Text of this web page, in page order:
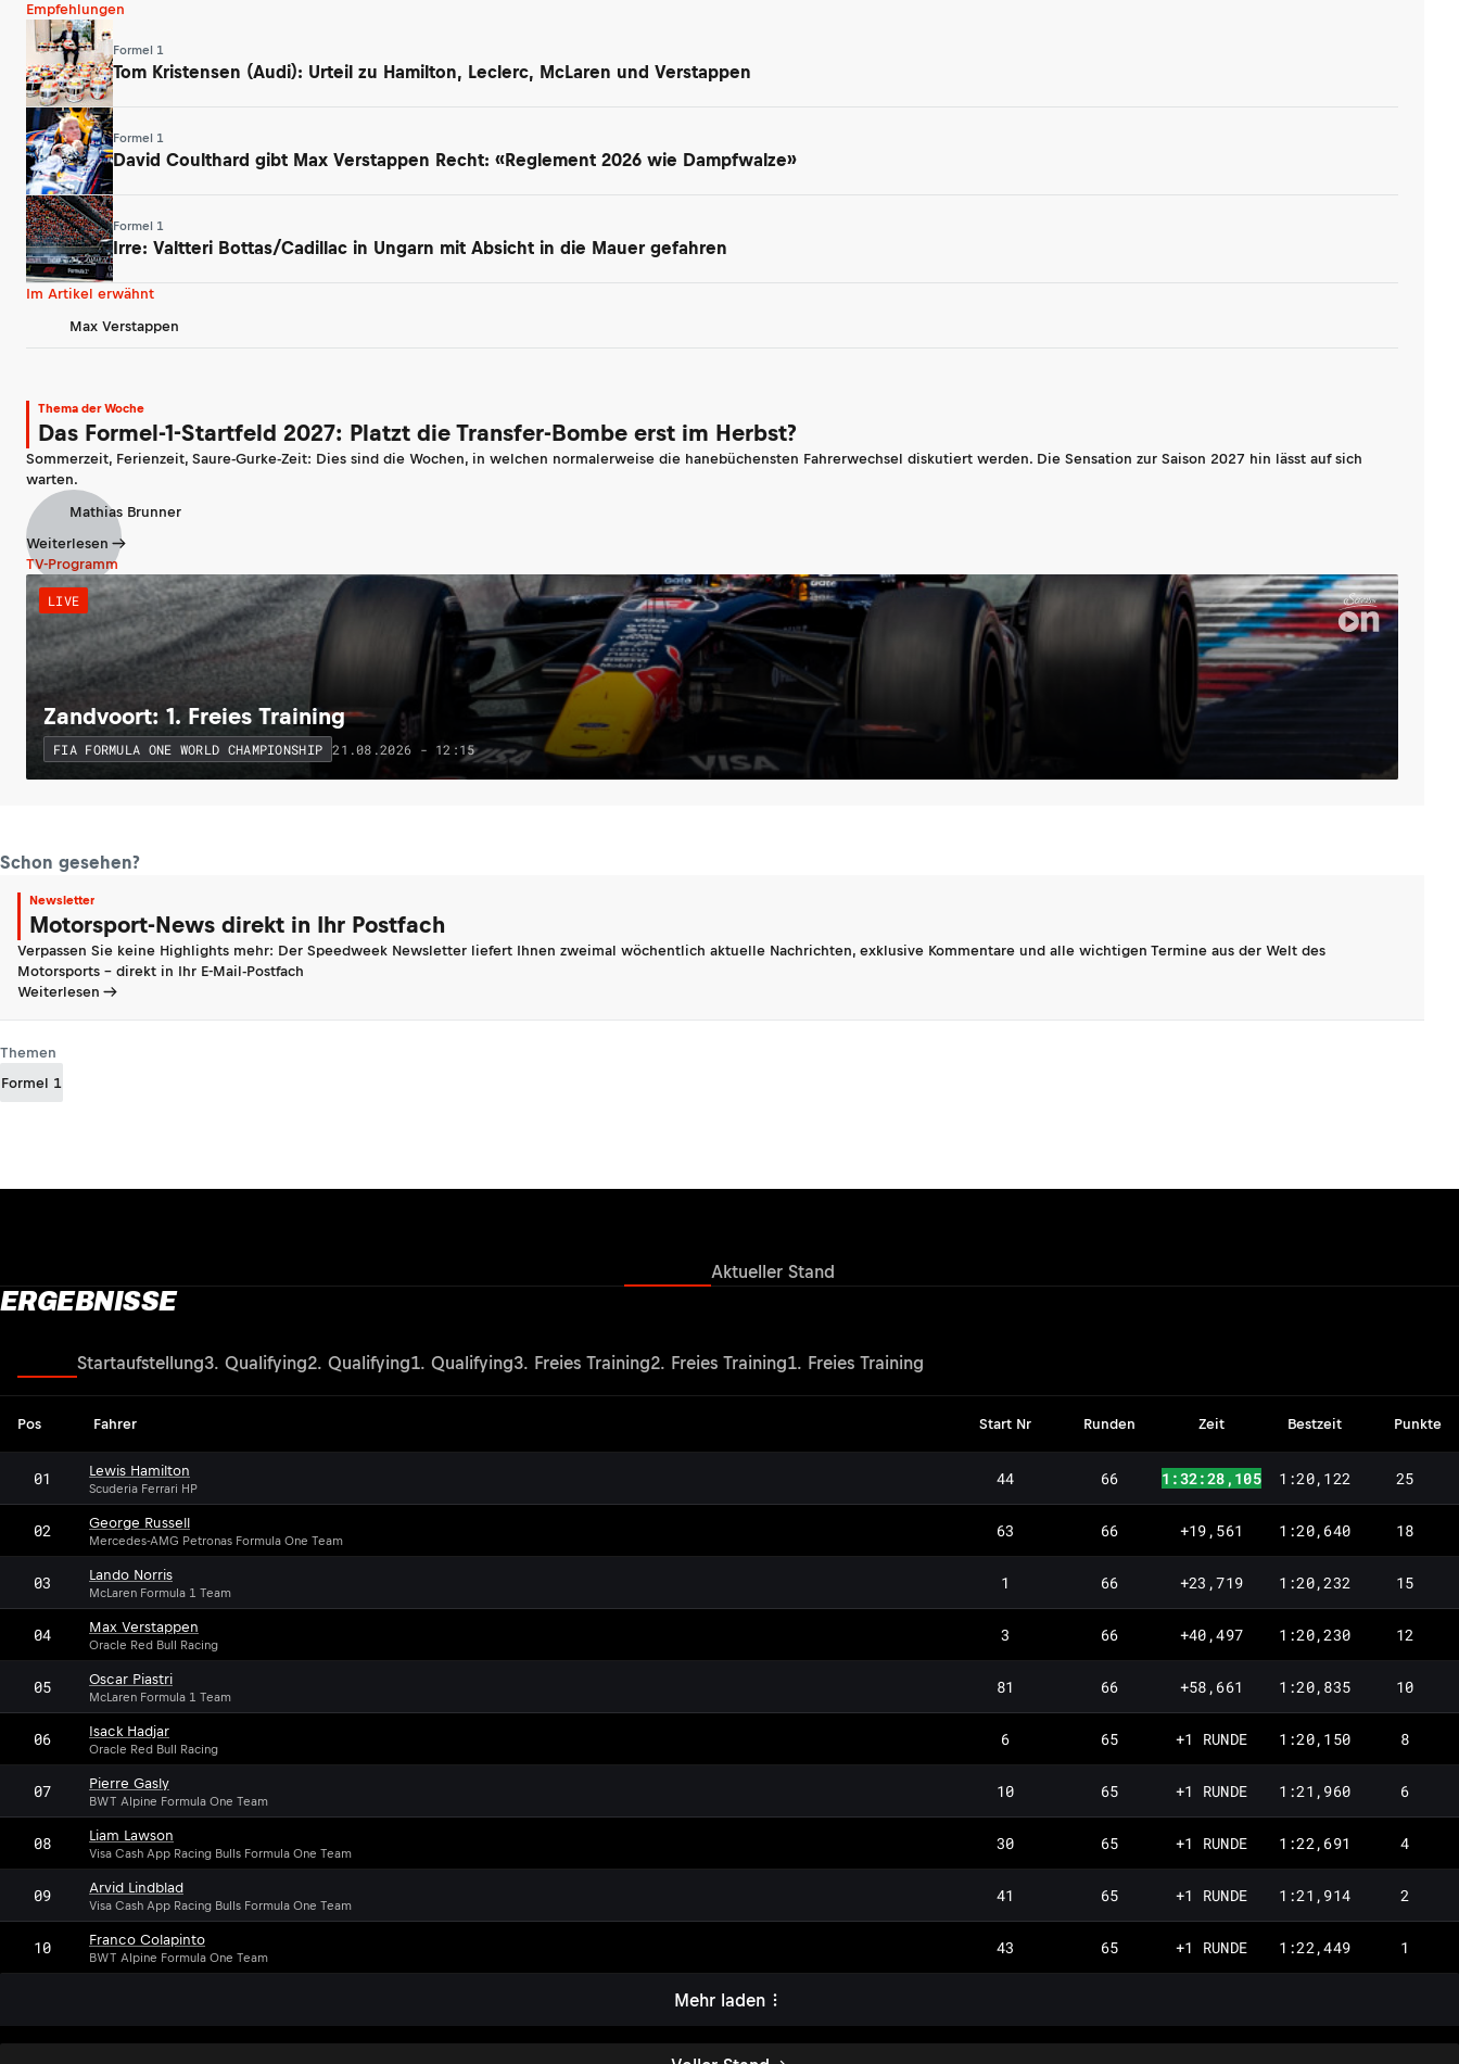
Empfehlungen
Formel 1
Tom Kristensen (Audi): Urteil zu Hamilton, Leclerc, McLaren und Verstappen
Formel 1
David Coulthard gibt Max Verstappen Recht: «Reglement 2026 wie Dampfwalze»
Formel 1
Irre: Valtteri Bottas/Cadillac in Ungarn mit Absicht in die Mauer gefahren
Im Artikel erwähnt
Max Verstappen
Thema der Woche
Das Formel-1-Startfeld 2027: Platzt die Transfer-Bombe erst im Herbst?
Sommerzeit, Ferienzeit, Saure-Gurke-Zeit: Dies sind die Wochen, in welchen normalerweise die hanebüchensten Fahrerwechsel diskutiert werden. Die Sensation zur Saison 2027 hin lässt auf sich
warten.
Mathias Brunner
Weiterlesen
TV-Programm
LIVE
Zandvoort: 1. Freies Training
FIA FORMULA ONE WORLD CHAMPIONSHIP 21.08.2026 - 12:15
Schon gesehen?
Newsletter
Motorsport-News direkt in Ihr Postfach
Verpassen Sie keine Highlights mehr: Der Speedweek Newsletter liefert Ihnen zweimal wöchentlich aktuelle Nachrichten, exklusive Kommentare und alle wichtigen Termine aus der Welt des
Motorsports - direkt in Ihr E-Mail-Postfach
Weiterlesen
Themen
Formel 1
Aktueller Stand
ERGEBNISSE
Startaufstellung3. Qualifying2. Qualifying1. Qualifying3. Freies Training2. Freies Training1. Freies Training
Pos Fahrer Start Nr Runden Zeit Bestzeit Punkte
01 Lewis Hamilton
Scuderia Ferrari HP 44 66 1:32:28,105 1:20,122 25
02 George Russell
Mercedes-AMG Petronas Formula One Team 63 66 +19,561 1:20,640 18
03 Lando Norris
McLaren Formula 1 Team 1 66 +23,719 1:20,232 15
04 Max Verstappen
Oracle Red Bull Racing 3 66 +40,497 1:20,230 12
05 Oscar Piastri
McLaren Formula 1 Team 81 66 +58,661 1:20,835 10
06 Isack Hadjar
Oracle Red Bull Racing 6 65 +1 RUNDE 1:20,150 8
07 Pierre Gasly
BWT Alpine Formula One Team 10 65 +1 RUNDE 1:21,960 6
08 Liam Lawson
Visa Cash App Racing Bulls Formula One Team 30 65 +1 RUNDE 1:22,691 4
09 Arvid Lindblad
Visa Cash App Racing Bulls Formula One Team 41 65 +1 RUNDE 1:21,914 2
10 Franco Colapinto
BWT Alpine Formula One Team 43 65 +1 RUNDE 1:22,449 1
Mehr laden